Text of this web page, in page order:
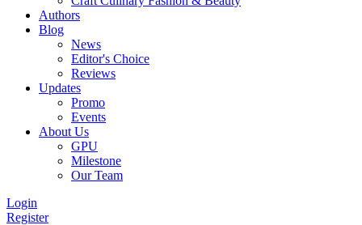
Authors
Blog
News
Editor's Choice
Reviews
Updates
Promo
Events
About Us
GPU
Milestone
Our Team
Login
Register